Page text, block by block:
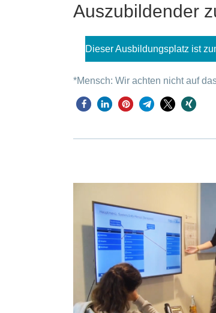
Auszubildender
Dieser Ausbildungsplatz ist
*Mensch: Wir achten nicht auf